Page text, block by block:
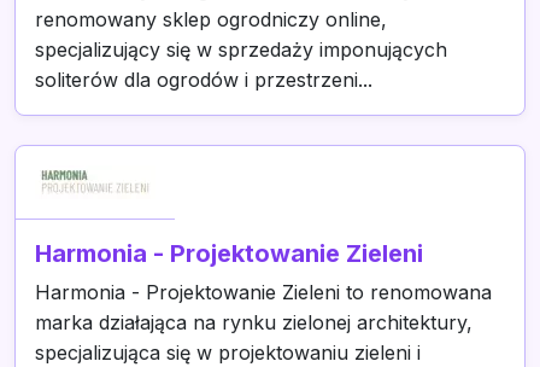
renomowany sklep ogrodniczy online,
specjalizujący się w sprzedaży imponujących
soliterów dla ogrodów i przestrzeni...
Harmonia - Projektowanie Zieleni
Harmonia - Projektowanie Zieleni to renomowana
marka działająca na rynku zielonej architektury,
specjalizująca się w projektowaniu zieleni i